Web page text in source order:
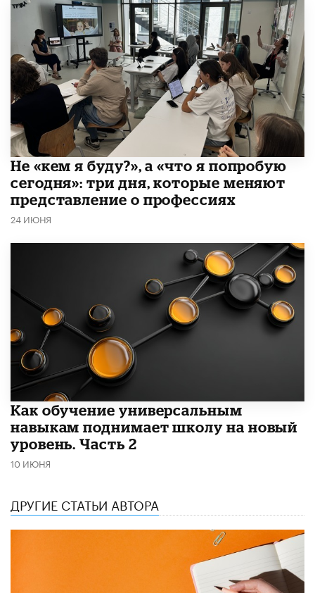
Не «кем я буду?», а «что я попробую
сегодня»: три дня, которые меняют
представление о профессиях
24 ИЮНЯ
​Как обучение универсальным
навыкам поднимает школу на новый
уровень. Часть 2
10 ИЮНЯ
ДРУГИЕ СТАТЬИ АВТОРА